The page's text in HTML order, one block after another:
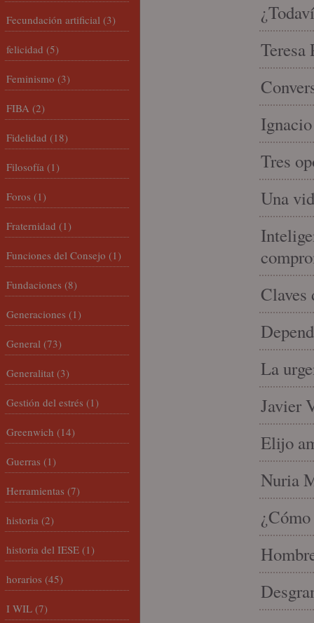
Teresa
Tres
Una
Claves
La
Javier
Elijo
Nuria
Fecundación artificial (3)
felicidad (5)
Feminismo (3)
FIBA (2)
Fidelidad (18)
Filosofía (1)
Foros (1)
Fraternidad (1)
Funciones del Consejo (1)
Fundaciones (8)
Generaciones (1)
General (73)
Generalitat (3)
Gestión del estrés (1)
Greenwich (14)
Guerras (1)
Herramientas (7)
historia (2)
historia del IESE (1)
horarios (45)
I WIL (7)